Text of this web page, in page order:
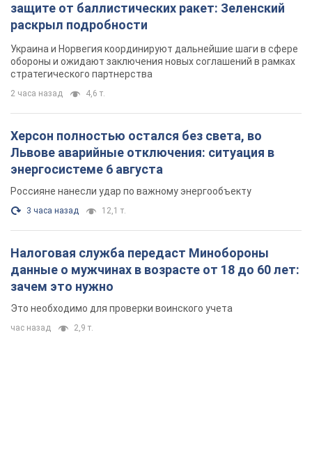
защите от баллистических ракет: Зеленский
раскрыл подробности
Украина и Норвегия координируют дальнейшие шаги в сфере
обороны и ожидают заключения новых соглашений в рамках
стратегического партнерства
2 часа назад 4,6 т.
Херсон полностью остался без света, во
Львове аварийные отключения: ситуация в
энергосистеме 6 августа
Россияне нанесли удар по важному энергообъекту
3 часа назад 12,1 т.
Налоговая служба передаст Минобороны
данные о мужчинах в возрасте от 18 до 60 лет:
зачем это нужно
Это необходимо для проверки воинского учета
час назад 2,9 т.